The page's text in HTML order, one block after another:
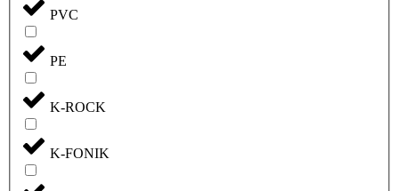
PVC
PE
K-ROCK
K-FONIK